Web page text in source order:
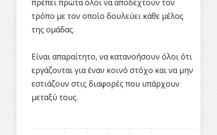
πρέπει πρώτα όλοι να αποδεχτούν τον
τρόπο με τον οποίο δουλεύει κάθε μέλος
της ομάδας.
Είναι απαραίτητο, να κατανοήσουν όλοι ότι
εργάζονται για έναν κοινό στόχο και να μην
εστιάζουν στις διαφορές που υπάρχουν
μεταξύ τους.